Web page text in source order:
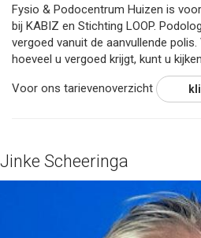
Fysio & Podocentrum Huizen is
bij KABIZ en Stichting LOOP.
vergoed vanuit de aanvullende
hoeveel u vergoed krijgt, kunt u
Voor ons tarievenoverzicht
Jinke Scheeringa